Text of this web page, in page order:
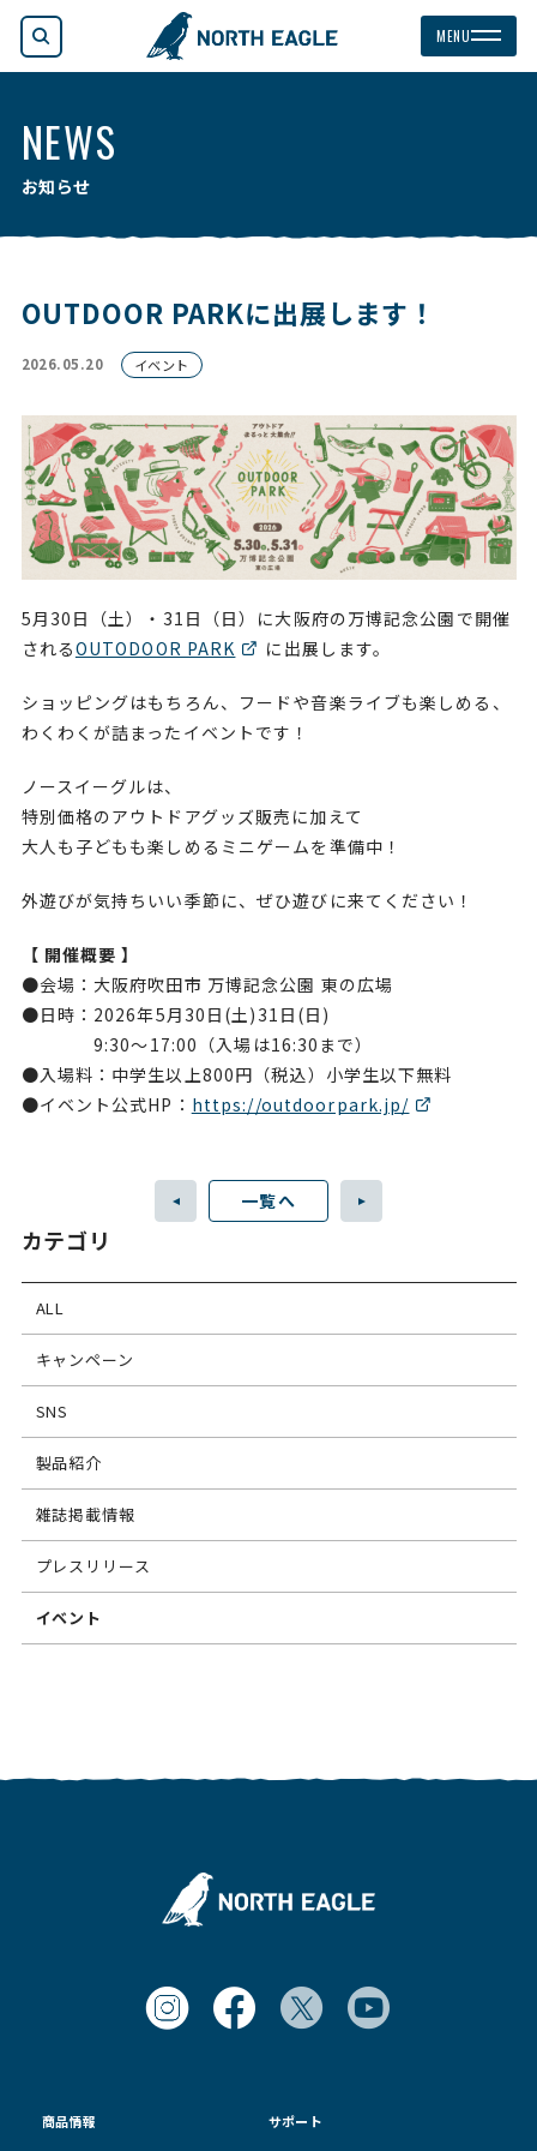
MENU検索
NEWS
お知らせ
OUTDOOR PARKに出展します！
2026.05.20 イベント
5月30日（土）・31日（日）に大阪府の万博記念公園で開催
されるOUTODOOR PARK に出展します。
ショッピングはもちろん、フードや音楽ライブも楽しめる、
わくわくが詰まったイベントです！
ノースイーグルは、
特別価格のアウトドアグッズ販売に加えて
大人も子どもも楽しめるミニゲームを準備中！
外遊びが気持ちいい季節に、ぜひ遊びに来てください！
【 開催概要 】
●会場：大阪府吹田市 万博記念公園 東の広場
●日時：2026年5月30日(土)31日(日)
9:30～17:00（入場は16:30まで）
●入場料：中学生以上800円（税込）小学生以下無料
●イベント公式HP： https://outdoorpark.jp/
一覧へ
カテゴリ
ALL
キャンペーン
SNS
製品紹介
雑誌掲載情報
プレスリリース
イベント
商品情報
サポート